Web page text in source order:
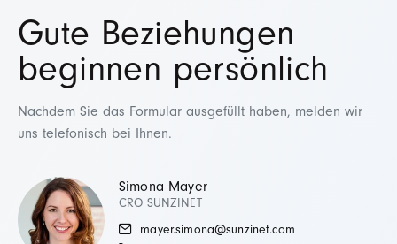
Gute Beziehungen
beginnen persönlich
Nachdem Sie das Formular ausgefüllt haben, melden wir
uns telefonisch bei Ihnen.
Simona Mayer
CRO SUNZINET
mayer.simona@sunzinet.com